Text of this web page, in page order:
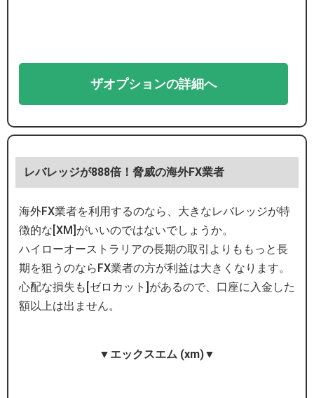
ザオプションの詳細へ
レバレッジが888倍！脅威の海外FX業者
海外FX業者を利用するのなら、大きなレバレッジが特
徴的な[XM]がいいのではないでしょうか。
ハイローオーストラリアの長期の取引よりももっと長
期を狙うのならFX業者の方が利益は大きくなります。
心配な損失も[ゼロカット]があるので、口座に入金した
額以上は出ません。
▼エックスエム (xm)▼